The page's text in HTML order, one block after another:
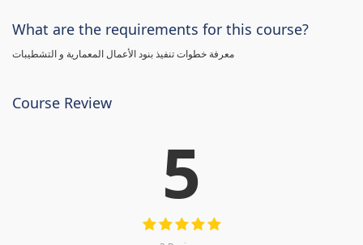
What are the requirements for this course?
معرفة خطوات تنفيذ بنود الأعمال المعمارية و التشطيبات
Course Review
5